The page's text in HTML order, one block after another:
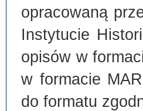
opracowaną
Instytucie
opisów w
w formacie
do formatu